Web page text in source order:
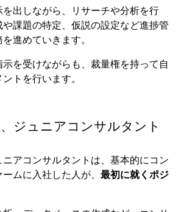
出しながら、リサーチや分析を行
課題の特定、仮説の設定など進捗管
進めていきます。
を受けながらも、裁量権を持って自
トを行います。
ジュニアコンサルタント
アコンサルタントは、基本的にコン
ムに入社した人が、 最初に就くポジ